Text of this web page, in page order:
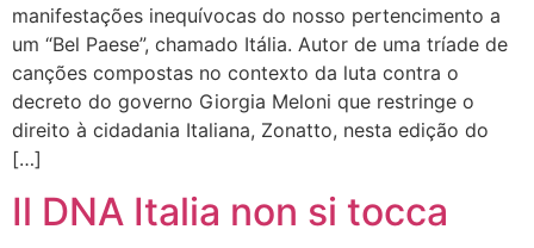
manifestações inequívocas do nosso pertencimento a
um “Bel Paese”, chamado Itália. Autor de uma tríade de
canções compostas no contexto da luta contra o
decreto do governo Giorgia Meloni que restringe o
direito à cidadania Italiana, Zonatto, nesta edição do
[…]
Il DNA Italia non si tocca